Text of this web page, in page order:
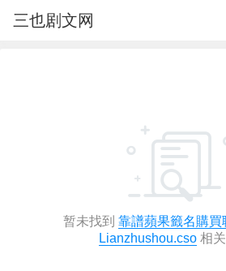
三也剧文网
暂未找到 靠譜蘋果籤名購買
Lianzhushou.cso相